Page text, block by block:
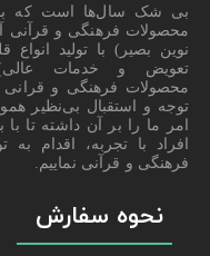
نحوه سفارش
بی شک سال‌ها است که با
محصولات فرهنگی و قرآنی
نوین بصیر) با تولید انواع
تعویض و خدمات
محصولات فرهنگی و قرانی
توجه و استقبال بی‌نظیر
امر ما را بر آن داشته تا
افراد با تجربه، اقدام به
فرهنگی و قرآنی نماییم.